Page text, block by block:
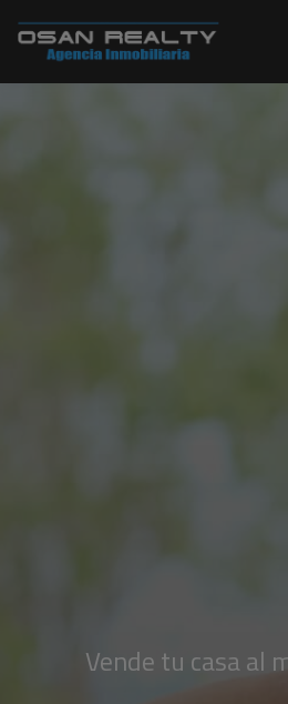
Vende tu casa al